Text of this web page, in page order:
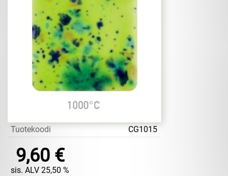
Tuotekoodi CG1015
9,60 €
sis. ALV 25,50 %